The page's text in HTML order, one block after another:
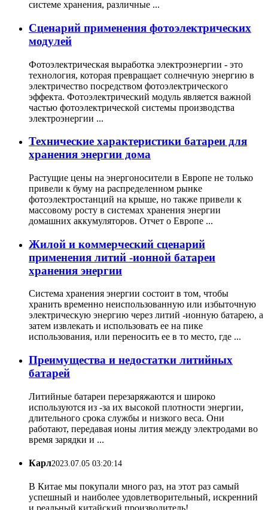
системе хранения, различные ...
Сценарий применения фотоэлектрических
модулей
Фотоэлектрическая выработка электроэнергии - это
технология, которая превращает солнечную энергию в
электричество посредством фотоэлектрического
эффекта. Фотоэлектрический модуль является важной
частью фотоэлектрической системы производства
электроэнергии ...
Технические характеристики батареи для
хранения энергии дома
Растущие цены на энергоносители в Европе не только
привели к буму на распределенном рынке
фотоэлектростанций на крыше, но также привели к
массовому росту в системах хранения энергии
домашних аккумуляторов. Отчет о Европе ...
Жилой и коммерческий сценарий
применения литий -ионной батареи
хранения энергии
Система хранения энергии состоит в том, чтобы
хранить временно неиспользованную или избыточную
электрическую энергию через литий -ионную батарею, а
затем извлекать и использовать ее на пике
использования, или переносить ее в то место, где ...
Преимущества и недостатки литийных
батарей
Литийные батареи перезаряжаются и широко
используются из -за их высокой плотности энергии,
длительного срока службы и низкого веса. Они
работают, передавая ионы лития между электродами во
время зарядки и ...
Карл2023.07.05 03:20:14
В Китае мы покупали много раз, на этот раз самый
успешный и наиболее удовлетворительный, искренний